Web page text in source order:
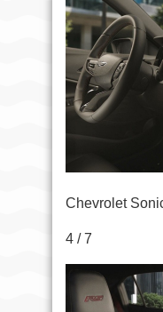
Chevrolet
4 / 7